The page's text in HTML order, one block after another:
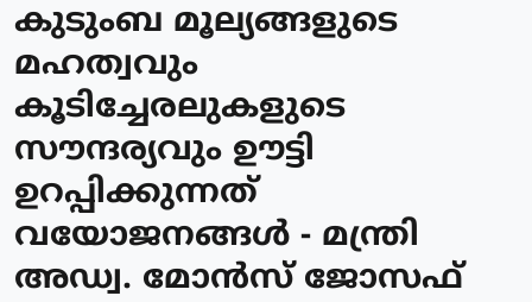
കുടുംബ മൂല്യങ്ങളുടെ
മഹത്വവും
കൂടിച്ചേരലുകളുടെ
സൗന്ദര്യവും ഊട്ടി
ഉറപ്പിക്കുന്നത്
വയോജനങ്ങള്‍ - മന്ത്രി
അഡ്വ. മോന്‍സ് ജോസഫ്